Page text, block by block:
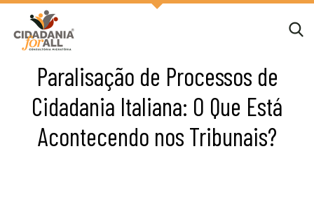
Paralisação de Processos de
Cidadania Italiana: O Que Está
Acontecendo nos Tribunais?